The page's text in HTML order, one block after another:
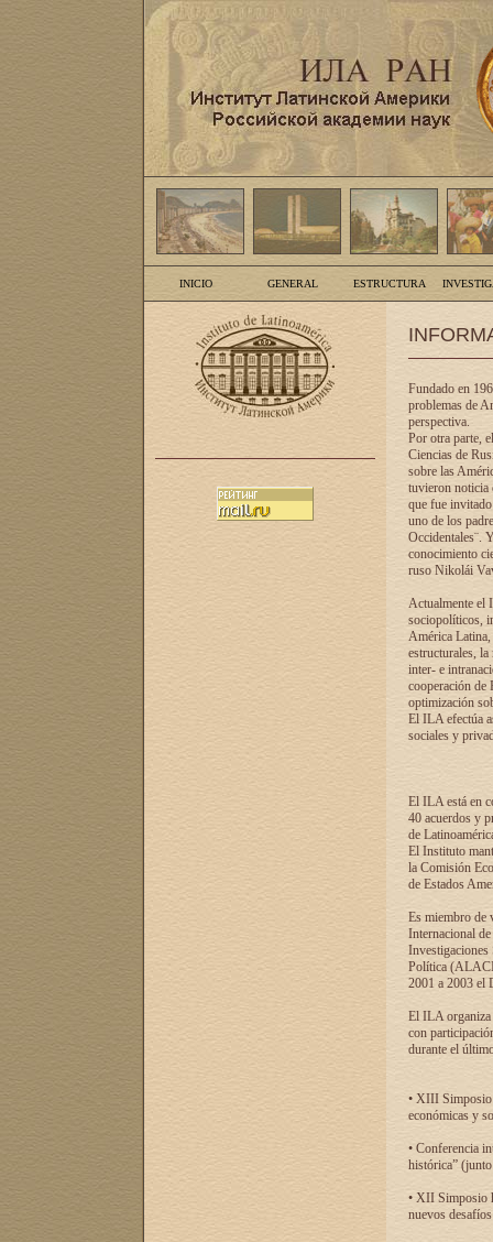
INICIO GENERAL ESTRUCTURA
Fundado en
problemas de
perspectiva.
Por otra parte,
Ciencias de
sobre las
tuvieron noticia
que fue
uno de los
Occidentales¨.
conocimiento
ruso Nikolái
Actualmente el
sociopolíticos,
América Latina,
estructurales,
inter- e
cooperación de
optimización
El ILA efectúa
sociales y
El ILA está en
40 acuerdos y
de
El Instituto
la Comisión
de Estados
Es miembro de
Internacional
Investigaciones
Política
2001 a 2003 el
El ILA organiza
con
durante el
• XIII Simposio
económicas y
• Conferencia
histórica”
• XII Simposio
nuevos